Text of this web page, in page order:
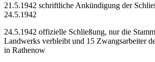
21.5.1942 schriftliche Ankündigung der
24.5.1942
24.5.1942 offizielle Schließung, nur die
Landwerks verbleibt und 15 Zwangsarbeiter
in Rathenow